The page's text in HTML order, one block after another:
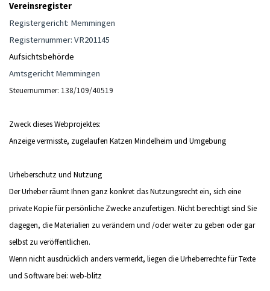
Vereinsregister
Registergericht: Memmingen
Registernummer: VR201145
Aufsichtsbehörde
Amtsgericht Memmingen
Steuernummer: 138/109/40519
Zweck dieses Webprojektes:
Anzeige vermisste, zugelaufen Katzen Mindelheim und Umgebung
Urheberschutz und Nutzung
Der Urheber räumt Ihnen ganz konkret das Nutzungsrecht ein, sich eine
private Kopie für persönliche Zwecke anzufertigen. Nicht berechtigt sind Sie
dagegen, die Materialien zu verändern und /oder weiter zu geben oder gar
selbst zu veröffentlichen.
Wenn nicht ausdrücklich anders vermerkt, liegen die Urheberrechte für Texte
und Software bei: web-blitz